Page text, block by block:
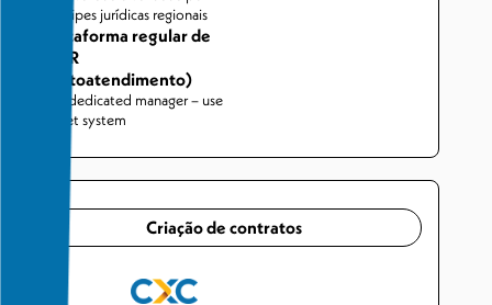
equipes jurídicas regionais
Plataforma regular de
AOR
(autoatendimento)
No dedicated manager – use
ticket system
Criação de contratos